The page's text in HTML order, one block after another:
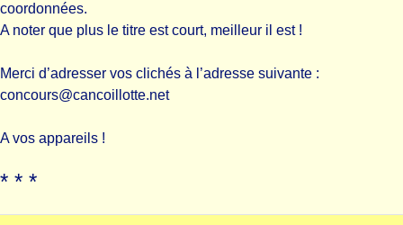
coordonnées.
A noter que plus le titre est court, meilleur il est !
Merci d’adresser vos clichés à l’adresse suivante :
concours@cancoillotte.net
A vos appareils !
* * *